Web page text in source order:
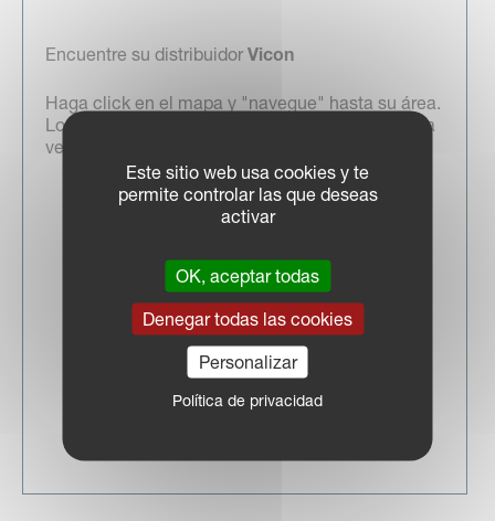
Encuentre su distribuidorVicon
Haga click en el mapa y "navegue" hasta su área.
Los detalles de contacto se abrirán en una nueva
ventana
Este sitio web usa cookies y te
permite controlar las que deseas
activar
OK, aceptar todas
Denegar todas las cookies
Personalizar
Política de privacidad